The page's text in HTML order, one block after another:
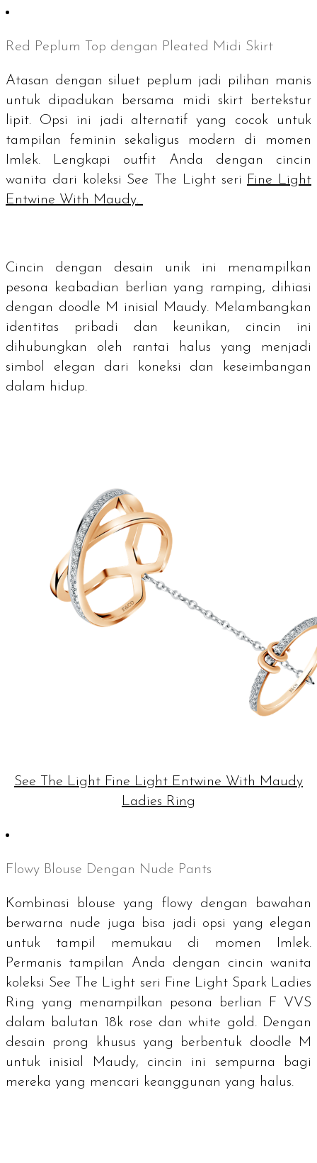
Red Peplum Top dengan Pleated Midi Skirt
Atasan dengan siluet peplum jadi pilihan manis
untuk dipadukan bersama
midi skirt bertekstur
lipit. Opsi ini jadi alternatif yang cocok untuk
tampilan feminin sekaligus modern di momen
Imlek. Lengkapi outfit Anda dengan cincin
wanita dari koleksi See The Light seri Fine Light
Entwine With Maudy.
Cincin dengan desain unik ini menampilkan
pesona keabadian berlian yang ramping, dihiasi
dengan doodle M inisial Maudy. Melambangkan
identitas pribadi dan keunikan, cincin ini
dihubungkan oleh rantai halus yang menjadi
simbol elegan dari koneksi dan keseimbangan
dalam hidup.
See The Light Fine Light Entwine With Maudy
Ladies Ring
Flowy Blouse Dengan Nude Pants
Kombinasi blouseyang flowy dengan bawahan
berwarna nude
juga bisa jadi opsi yang elegan
untuk tampil memukau di momen Imlek.
Permanis tampilan Anda dengan cincin wanita
koleksi See The Light seri Fine Light Spark Ladies
Ring yang menampilkan pesona berlian F VVS
dalam balutan 18k rose danwhite gold. Dengan
desain prong khusus yang berbentuk doodle M
untuk inisial Maudy, cincin ini sempurna bagi
mereka yang mencari keanggunan yang halus.